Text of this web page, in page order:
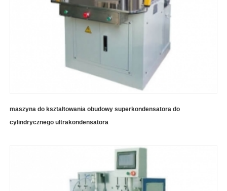
maszyna do kształtowania obudowy superkondensatora do
cylindrycznego ultrakondensatora